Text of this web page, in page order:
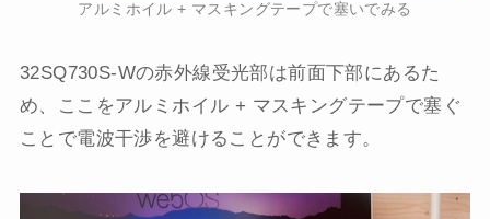
アルミホイル + マスキングテープで塞いでみる
32SQ730S-Wの赤外線受光部は前面下部にあるた
め、ここをアルミホイル + マスキングテープで塞ぐ
ことで電波干渉を避けることができます。